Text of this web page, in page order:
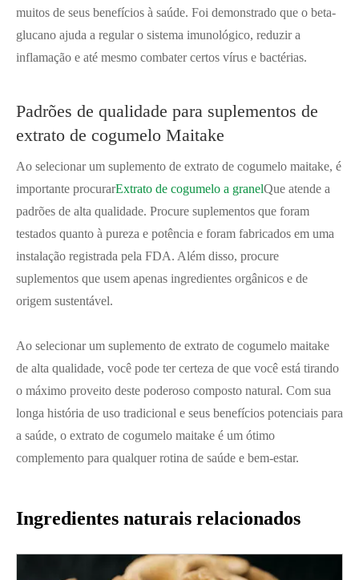
muitos de seus benefícios à saúde. Foi demonstrado que o beta-
glucano ajuda a regular o sistema imunológico, reduzir a
inflamação e até mesmo combater certos vírus e bactérias.
Padrões de qualidade para suplementos de
extrato de cogumelo Maitake
Ao selecionar um suplemento de extrato de cogumelo maitake, é
importante procurarExtrato de cogumelo a granelQue atende a
padrões de alta qualidade. Procure suplementos que foram
testados quanto à pureza e potência e foram fabricados em uma
instalação registrada pela FDA. Além disso, procure
suplementos que usem apenas ingredientes orgânicos e de
origem sustentável.
Ao selecionar um suplemento de extrato de cogumelo maitake
de alta qualidade, você pode ter certeza de que você está tirando
o máximo proveito deste poderoso composto natural. Com sua
longa história de uso tradicional e seus benefícios potenciais para
a saúde, o extrato de cogumelo maitake é um ótimo
complemento para qualquer rotina de saúde e bem-estar.
Ingredientes naturais relacionados